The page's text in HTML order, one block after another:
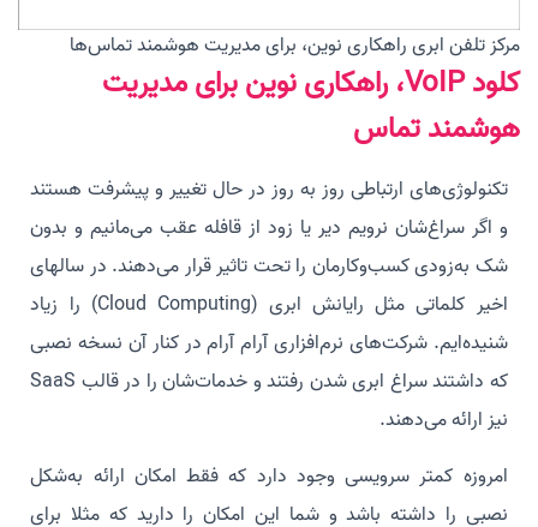
مرکز تلفن ابری راهکاری نوین، برای مدیریت هوشمند تماس‌ها
کلود VoIP، راهکاری نوین برای مدیریت
هوشمند تماس
تکنولوژی‌های ارتباطی روز به روز در حال تغییر و پیشرفت هستند
و اگر سراغ‌شان نرویم دیر یا زود از قافله عقب می‌مانیم و بدون
شک به‌زودی کسب‌و‌کارمان را تحت تاثیر قرار می‌دهند. در سالهای
اخیر کلماتی مثل رایانش ابری (Cloud Computing) را زیاد
شنیده‌ایم. شرکت‌های نرم‌افزاری آرام آرام در کنار آن نسخه نصبی
که داشتند سراغ ابری شدن رفتند و خدمات‌شان را در قالب SaaS
نیز ارائه می‌دهند.
امروزه کمتر سرویسی وجود دارد که فقط امکان ارائه به‌شکل
نصبی را داشته باشد و شما این امکان را دارید که مثلا برای